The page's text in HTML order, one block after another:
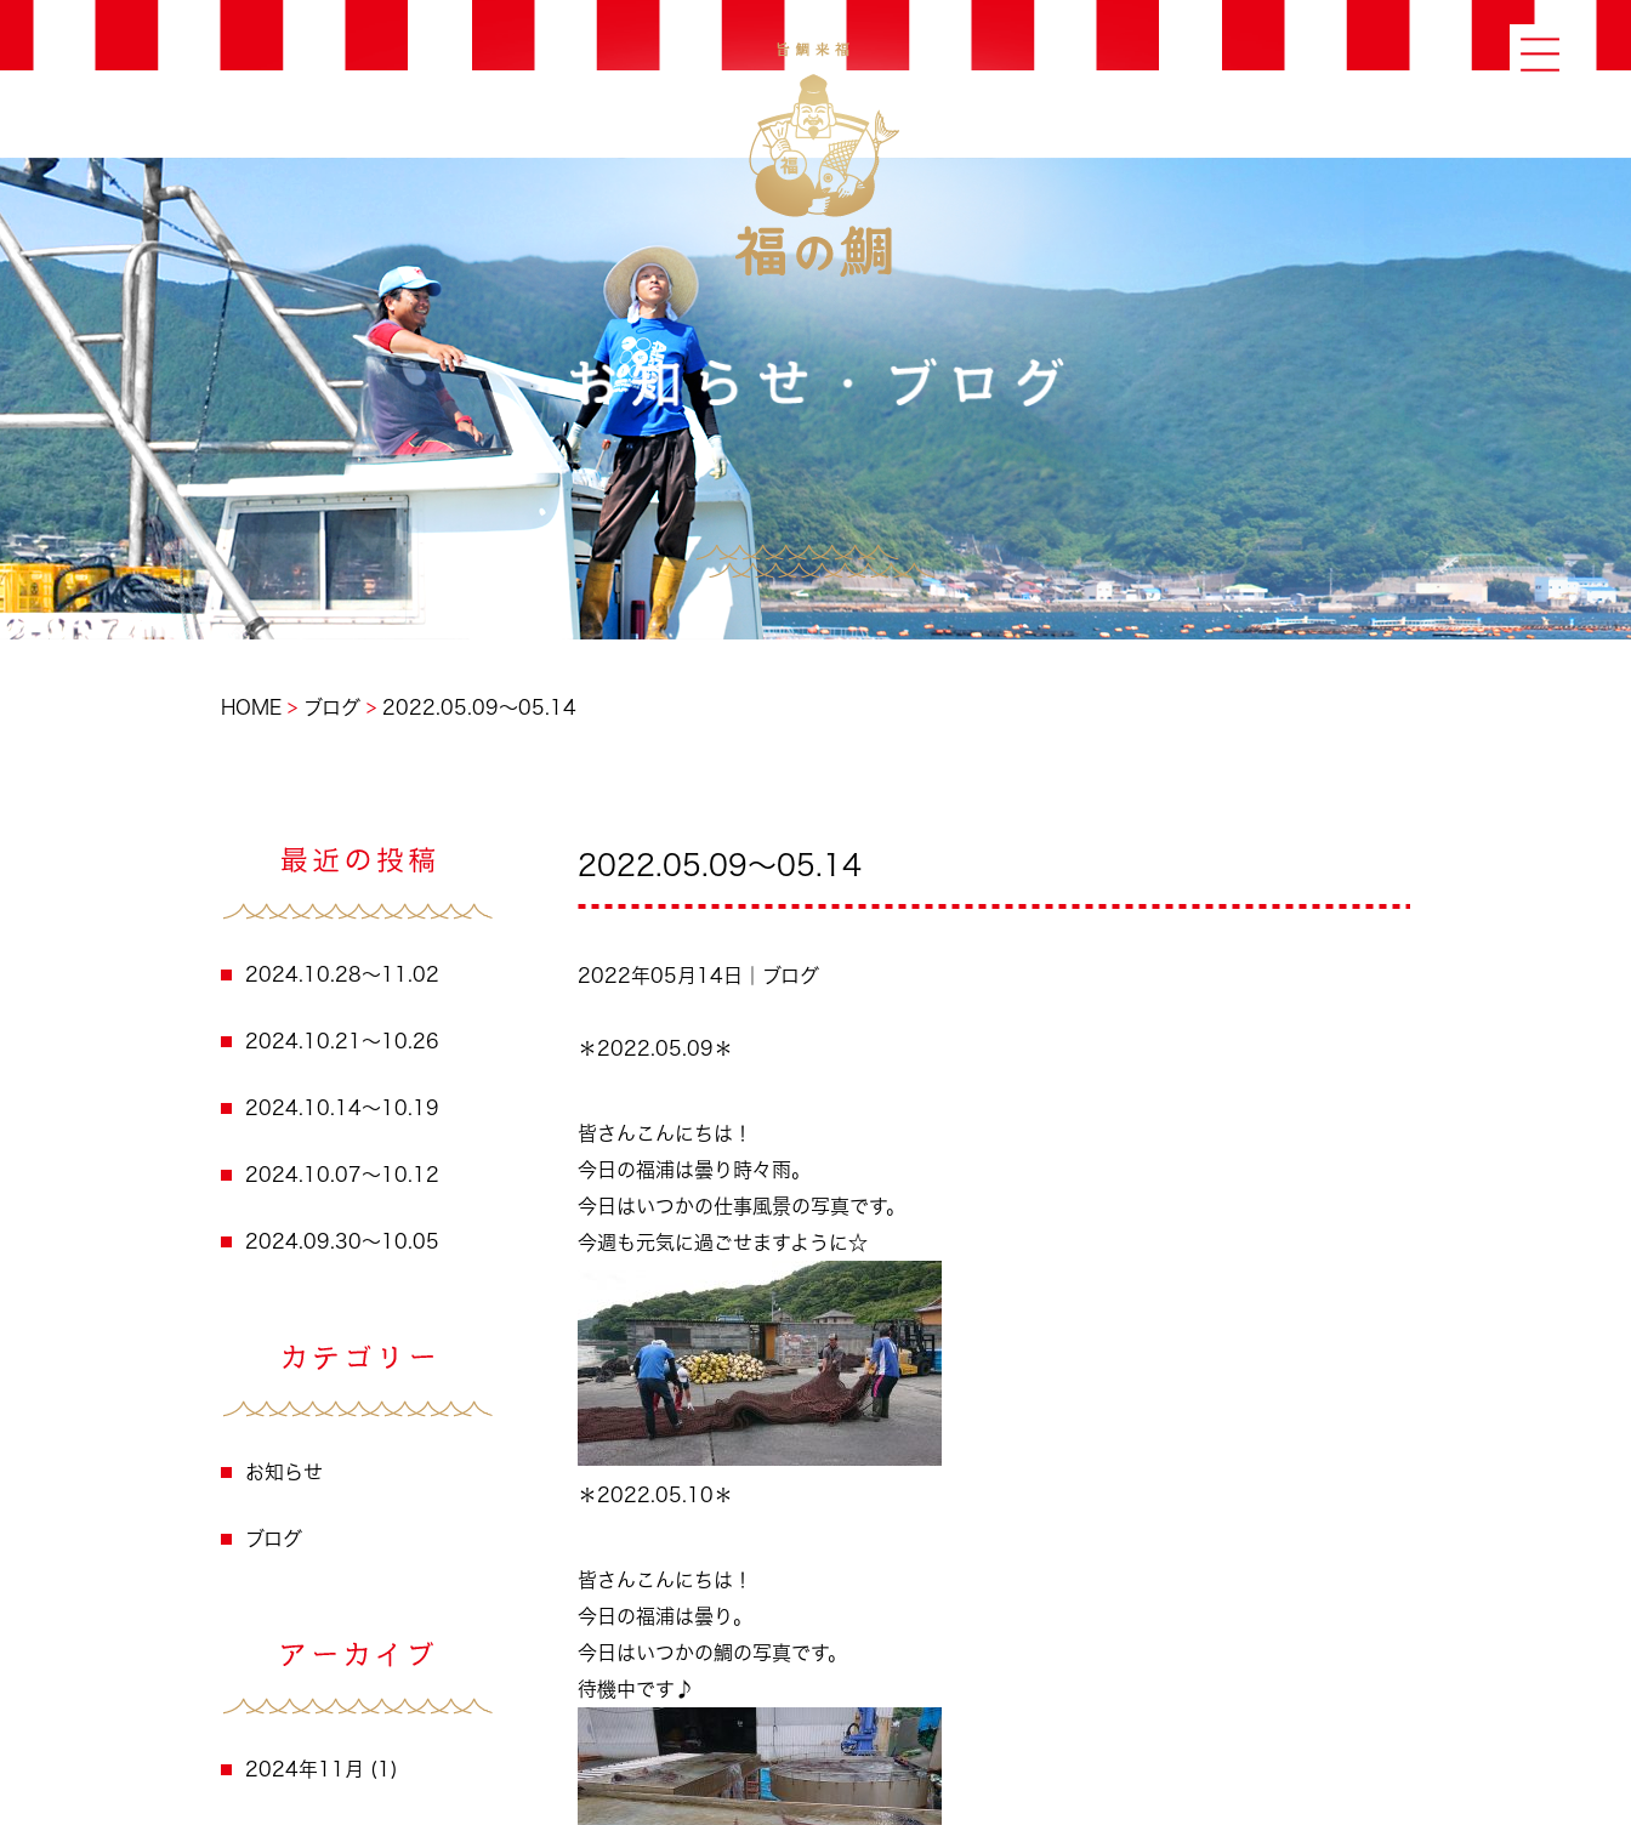
HOME > ブログ > 2022.05.09～05.14
2022.05.09～05.14
2022年05月14日｜ブログ
＊2022.05.09＊
皆さんこんにちは！
今日の福浦は曇り時々雨。
今日はいつかの仕事風景の写真です。
今週も元気に過ごせますように☆
＊2022.05.10＊
皆さんこんにちは！
今日の福浦は曇り。
今日はいつかの鯛の写真です。
待機中です♪
2024.10.28～11.02
2024.10.21～10.26
2024.10.14～10.19
2024.10.07～10.12
2024.09.30～10.05
お知らせ
ブログ
2024年11月 (1)